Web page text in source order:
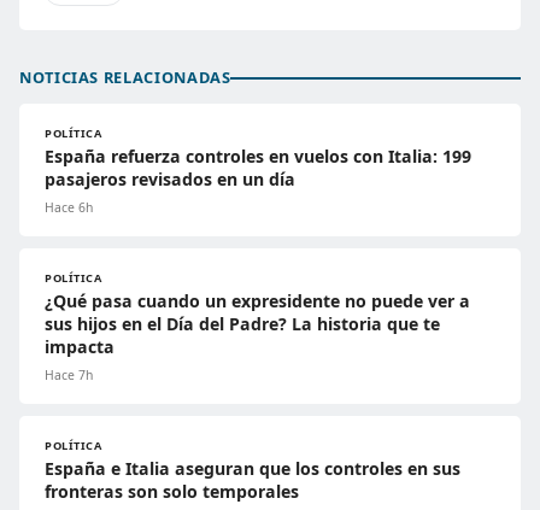
NOTICIAS RELACIONADAS
POLÍTICA
España refuerza controles en vuelos con Italia: 199
pasajeros revisados en un día
Hace 6h
POLÍTICA
¿Qué pasa cuando un expresidente no puede ver a
sus hijos en el Día del Padre? La historia que te
impacta
Hace 7h
POLÍTICA
España e Italia aseguran que los controles en sus
fronteras son solo temporales